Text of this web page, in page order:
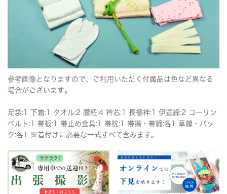
参考画像となりますので、ご利用いただく付属品は色など異なる
場合がございます。
足袋:1 下着:1 タオル:2 腰紐:4 衿芯:1 長襦袢:1 伊達締:2 コーリン
ベルト:1 帯板:1 帯止め金具:1 帯枕:1 帯揚・帯締:各1 草履・バッ
ク:各1 ※着付けに必要な一式すべて含みます。